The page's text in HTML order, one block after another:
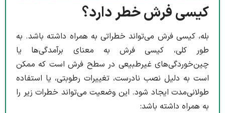
کیسی فرش خطر دارد؟
بله، کیسی فرش می‌تواند خطراتی به همراه داشته باشد. به
طور کلی، کیسی فرش به معنای برآمدگی‌ها یا
چین‌خوردگی‌های غیرطبیعی در سطح فرش است که ممکن
است به دلیل نصب نادرست، تغییرات رطوبتی، یا استفاده
طولانی‌مدت ایجاد شود. این وضعیت می‌تواند خطرات زیر را
به همراه داشته باشد: